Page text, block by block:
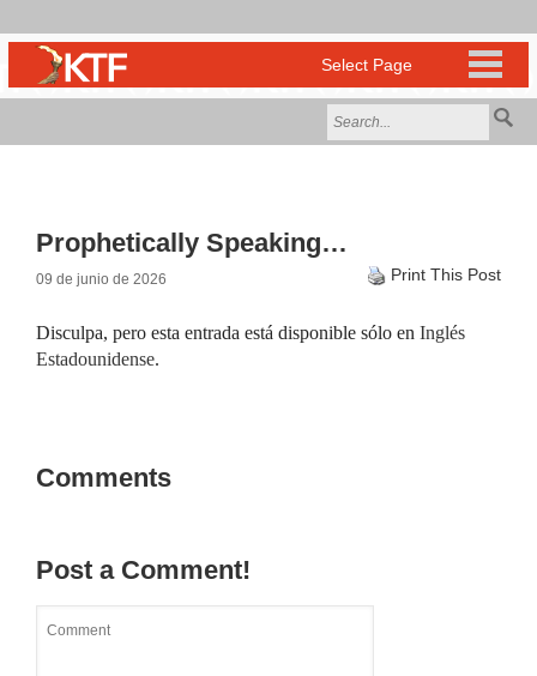
Prophetically Speaking…
09 de junio de 2026 Print This Post
Disculpa, pero esta entrada está disponible sólo en Inglés
Estadounidense.
Comments
Post a Comment!